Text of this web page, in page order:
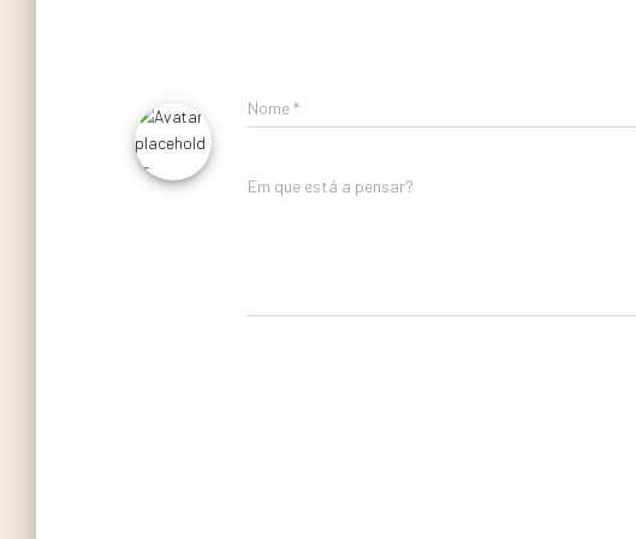
Nome*
Em que está a pensar?